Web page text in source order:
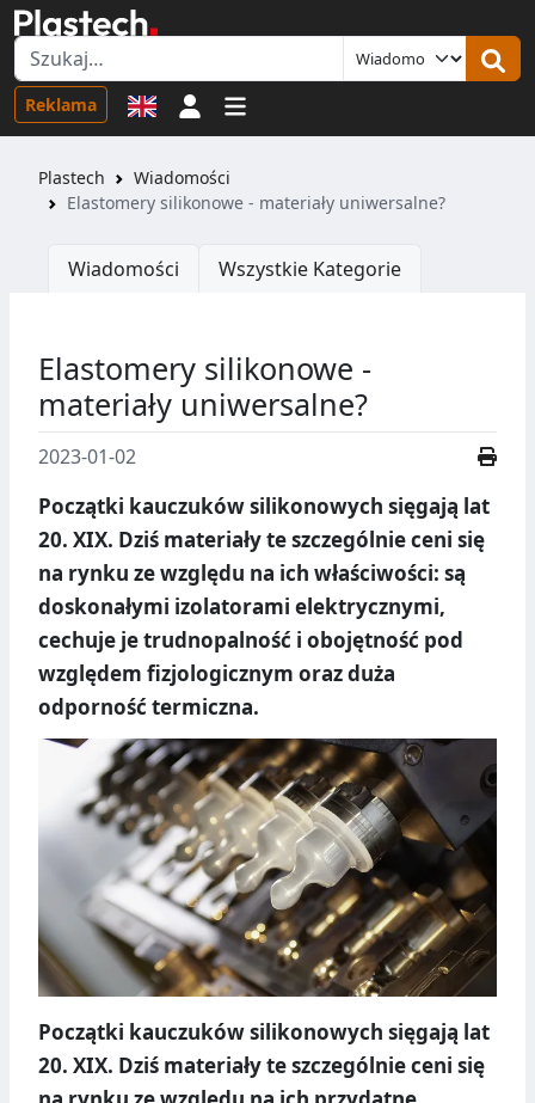
Reklama Logowanie
Plastech
Wiadomości
Elastomery silikonowe - materiały uniwersalne?
Wiadomości Wszystkie Kategorie
Elastomery silikonowe -
materiały uniwersalne?
2023-01-02
Początki kauczuków silikonowych sięgają lat
20. XIX. Dziś materiały te szczególnie ceni się
na rynku ze względu na ich właściwości: są
doskonałymi izolatorami elektrycznymi,
cechuje je trudnopalność i obojętność pod
względem fizjologicznym oraz duża
odporność termiczna.
Początki kauczuków silikonowych sięgają lat
20. XIX. Dziś materiały te szczególnie ceni się